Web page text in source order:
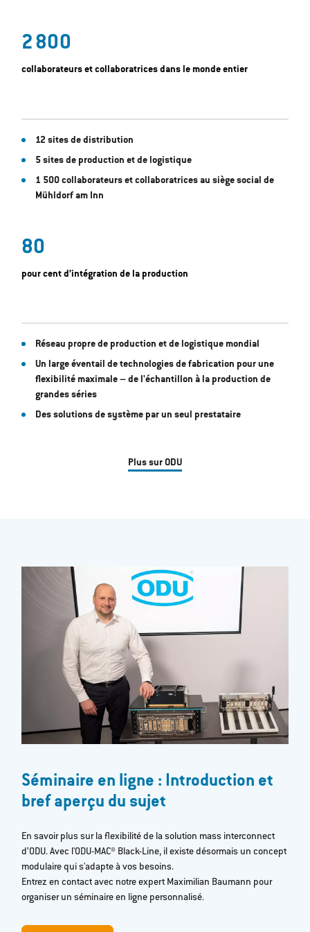
2 800
collaborateurs et collaboratrices dans le monde entier
12 sites de distribution
5 sites de production et de logistique
1 500 collaborateurs et collaboratrices au siège social de
Mühldorf am Inn
80
pour cent d’intégration de la production
Réseau propre de production et de logistique mondial
Un large éventail de technologies de fabrication pour une
flexibilité maximale – de l'échantillon à la production de
grandes séries
Des solutions de système par un seul prestataire
Plus sur ODU
Séminaire en ligne : Introduction et
bref aperçu du sujet
En savoir plus sur la flexibilité de la solution mass interconnect
d’ODU. Avec l'ODU-MAC® Black-Line, il existe désormais un concept
modulaire qui s'adapte à vos besoins.
Entrez en contact avec notre expert Maximilian Baumann pour
organiser un séminaire en ligne personnalisé.